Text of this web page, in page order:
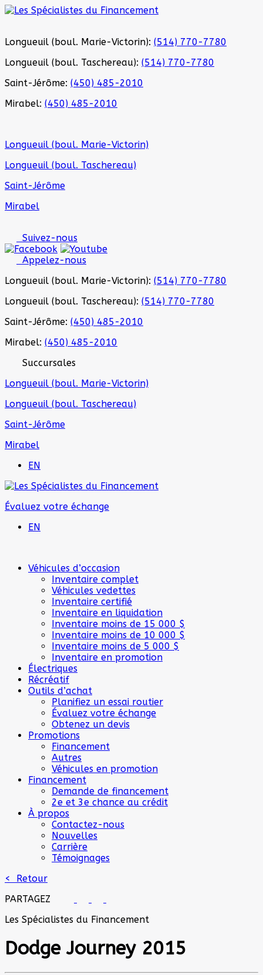
Longueuil (boul. Marie-Victorin): (514) 770-7780
Longueuil (boul. Taschereau): (514) 770-7780
Saint-Jérôme: (450) 485-2010
Mirabel: (450) 485-2010
Longueuil (boul. Marie-Victorin)
Longueuil (boul. Taschereau)
Saint-Jérôme
Mirabel
Suivez-nous
Appelez-nous
Longueuil (boul. Marie-Victorin): (514) 770-7780
Longueuil (boul. Taschereau): (514) 770-7780
Saint-Jérôme: (450) 485-2010
Mirabel: (450) 485-2010
Succursales
Longueuil (boul. Marie-Victorin)
Longueuil (boul. Taschereau)
Saint-Jérôme
Mirabel
EN
Évaluez votre échange
EN
Véhicules d’occasion
Inventaire complet
Véhicules vedettes
Inventaire certifié
Inventaire en liquidation
Inventaire moins de 15 000 $
Inventaire moins de 10 000 $
Inventaire moins de 5 000 $
Inventaire en promotion
Électriques
Récréatif
Outils d’achat
Planifiez un essai routier
Évaluez votre échange
Obtenez un devis
Promotions
Financement
Autres
Véhicules en promotion
Financement
Demande de financement
2e et 3e chance au crédit
À propos
Contactez-nous
Nouvelles
Carrière
Témoignages
< Retour
PARTAGEZ
Les Spécialistes du Financement
DodgeJourney 2015